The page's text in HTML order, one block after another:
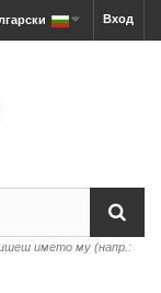
Вход
името му (напр.: